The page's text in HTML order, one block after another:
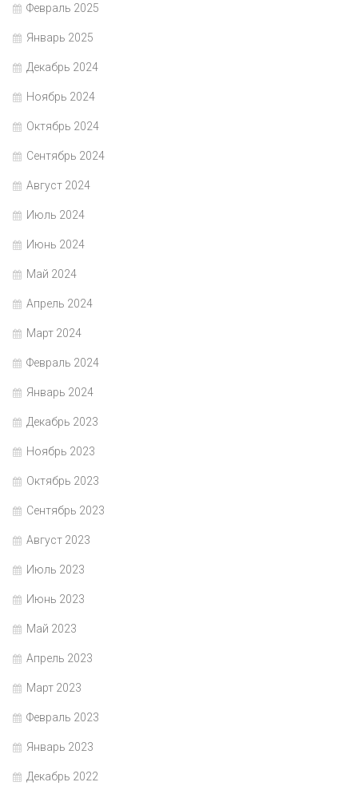
Февраль 2025
Январь 2025
Декабрь 2024
Ноябрь 2024
Октябрь 2024
Сентябрь 2024
Август 2024
Июль 2024
Июнь 2024
Май 2024
Апрель 2024
Март 2024
Февраль 2024
Январь 2024
Декабрь 2023
Ноябрь 2023
Октябрь 2023
Сентябрь 2023
Август 2023
Июль 2023
Июнь 2023
Май 2023
Апрель 2023
Март 2023
Февраль 2023
Январь 2023
Декабрь 2022